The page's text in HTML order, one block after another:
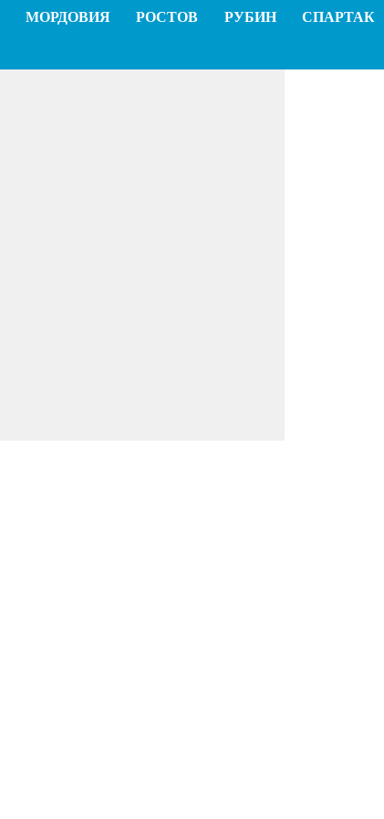
МОРДОВИЯ РОСТОВ РУБИН СПАРТАК